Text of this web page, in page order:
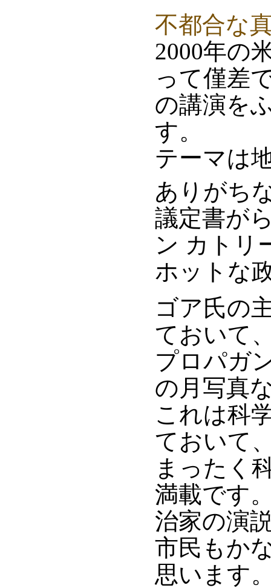
不都合な
2000年の
って僅差
の講演を
す。
テーマは
ありがち
議定書が
ン カトリ
ホットな
ゴア氏の
ておいて
プロパガ
の月写真
これは科
ておいて
まったく
満載です
治家の演
市民もか
思います